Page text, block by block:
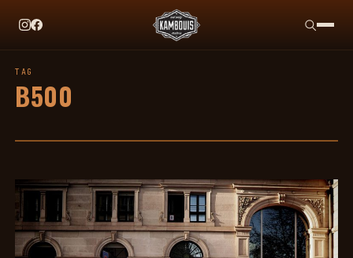
TAG HEUER X TEAM IKUZAWA : LE COME-BACK
TAG
B500